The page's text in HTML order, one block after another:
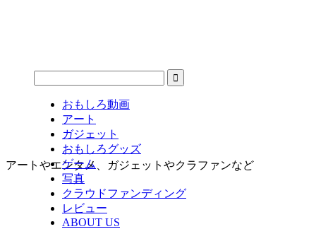
アートやエンタメ、ガジェットやクラファンなど
おもしろ動画
アート
ガジェット
おもしろグッズ
ゲーム
写真
クラウドファンディング
レビュー
ABOUT US